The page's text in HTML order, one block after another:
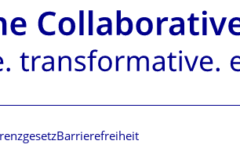
Barrierefreiheit